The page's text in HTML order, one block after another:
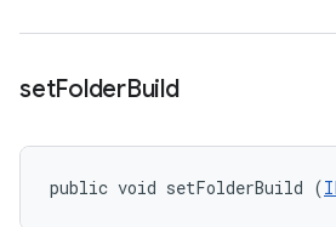
setFolderBuild
public void setFolderBuild (